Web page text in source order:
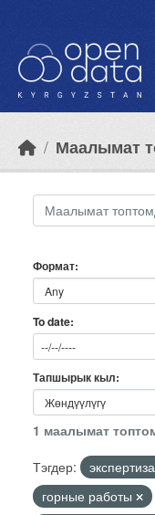
Маалымат
Формат
To date
Тапшырык кыл
1 маалымат
Тэгдер:
экспертиза
горные работы